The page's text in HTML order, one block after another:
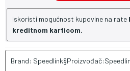
Iskoristi mogućnost kupovine na rate
kreditnom karticom.
Brand: